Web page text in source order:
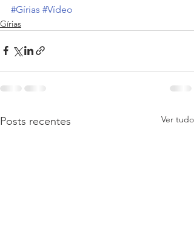
#Gírias #Vídeo
Gírias
Posts recentes Ver tudo